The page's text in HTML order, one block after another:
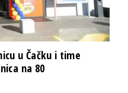
u Čačku i time
na 80